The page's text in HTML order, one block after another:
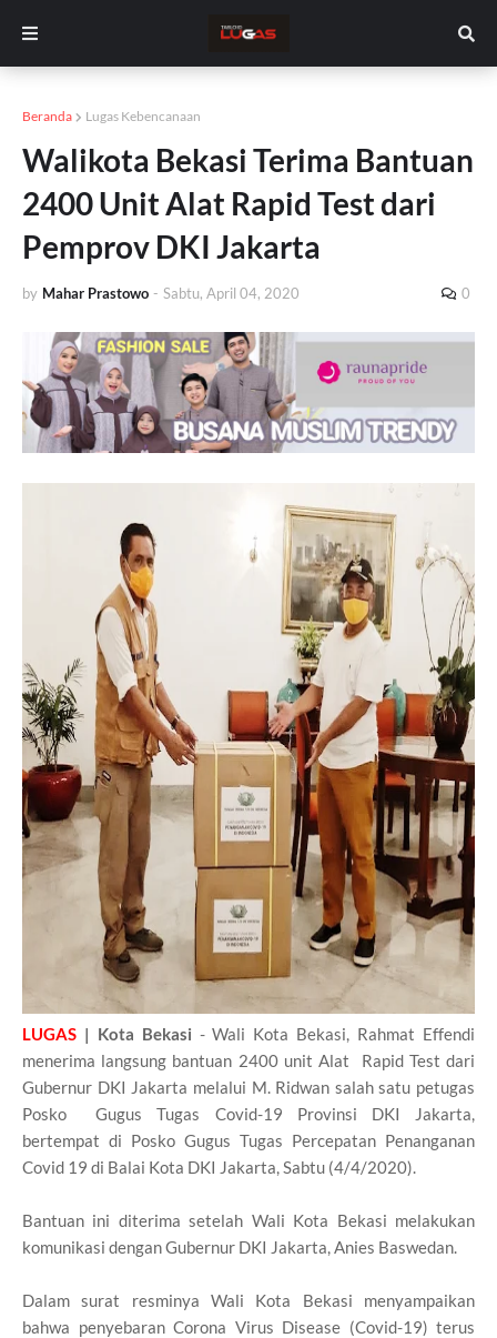
Beranda Lugas Kebencanaan
Walikota Bekasi Terima Bantuan
2400 Unit Alat Rapid Test dari
Pemprov DKI Jakarta
by Mahar Prastowo - Sabtu, April 04, 2020 0
LUGAS | Kota Bekasi - Wali Kota Bekasi, Rahmat Effendi
menerima langsung bantuan 2400 unit Alat Rapid Test dari
Gubernur DKI Jakarta melalui M. Ridwan salah satu petugas
Posko Gugus Tugas Covid-19 Provinsi DKI Jakarta,
bertempat di Posko Gugus Tugas Percepatan Penanganan
Covid 19 di Balai Kota DKI Jakarta, Sabtu (4/4/2020).
Bantuan ini diterima setelah Wali Kota Bekasi melakukan
komunikasi dengan Gubernur DKI Jakarta, Anies Baswedan.
Dalam surat resminya Wali Kota Bekasi menyampaikan
bahwa penyebaran Corona Virus Disease (Covid-19) terus